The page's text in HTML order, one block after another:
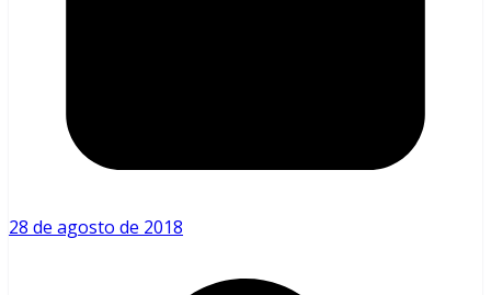
28 de agosto de 2018